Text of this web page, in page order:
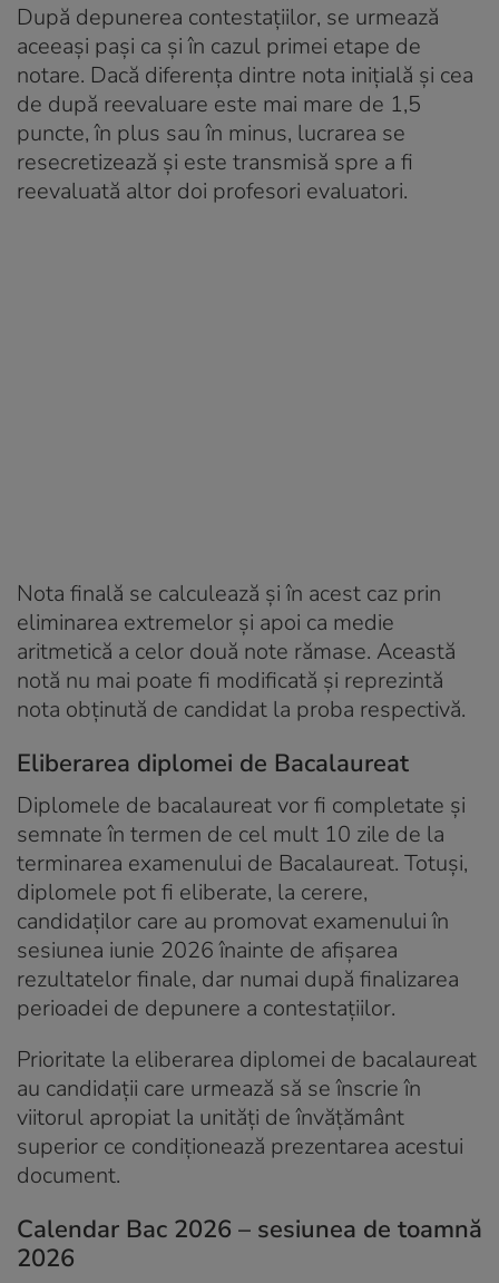
După depunerea contestațiilor, se urmează
aceeași pași ca și în cazul primei etape de
notare. Dacă diferența dintre nota inițială și cea
de după reevaluare este mai mare de 1,5
puncte, în plus sau în minus, lucrarea se
resecretizează și este transmisă spre a fi
reevaluată altor doi profesori evaluatori.
Nota finală se calculează și în acest caz prin
eliminarea extremelor și apoi ca medie
aritmetică a celor două note rămase. Această
notă nu mai poate fi modificată și reprezintă
nota obținută de candidat la proba respectivă.
Eliberarea diplomei de Bacalaureat
Diplomele de bacalaureat vor fi completate și
semnate în termen de cel mult 10 zile de la
terminarea examenului de Bacalaureat. Totuși,
diplomele pot fi eliberate, la cerere,
candidaților care au promovat examenului în
sesiunea iunie 2026 înainte de afișarea
rezultatelor finale, dar numai după finalizarea
perioadei de depunere a contestațiilor.
Prioritate la eliberarea diplomei de bacalaureat
au candidații care urmează să se înscrie în
viitorul apropiat la unități de învățământ
superior ce condiționează prezentarea acestui
document.
Calendar Bac 2026 – sesiunea de toamnă
2026